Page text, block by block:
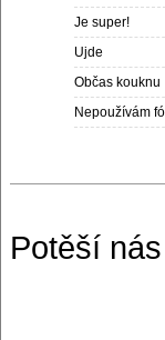
Je super!
Ujde
Občas kouknu
Nepoužívám
Potěší